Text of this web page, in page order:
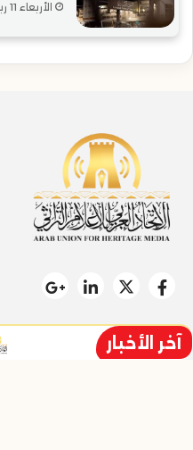
الأربعاء 11 ربيع الأول 1447هـ
سياسة الخصوصية
آخر الأخبار